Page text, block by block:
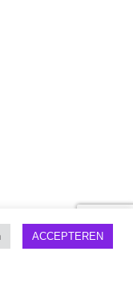
ACCEPTEREN